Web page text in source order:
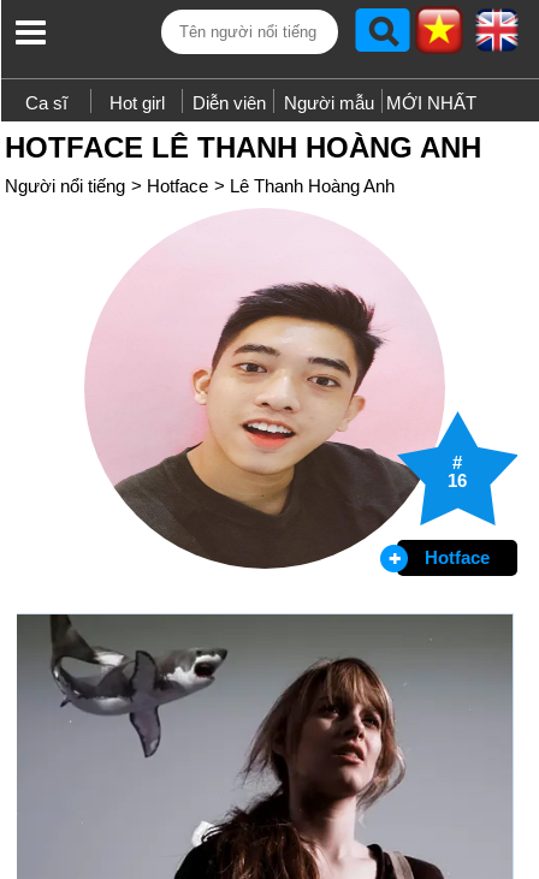
Ca sĩ Hot girl Diễn viên Người mẫu MỚI NHẤT
HOTFACE LÊ THANH HOÀNG ANH
Người nổi tiếng > Hotface > Lê Thanh Hoàng Anh
#
16
Hotface